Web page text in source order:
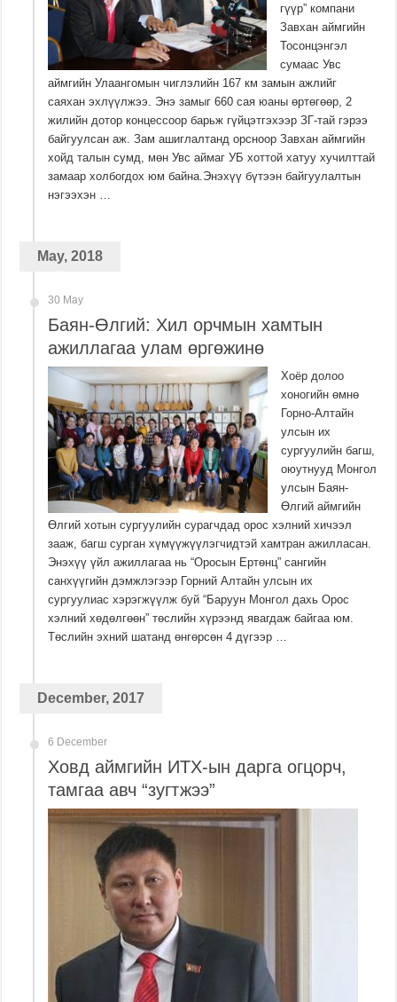
гүүр” компани
Завхан аймгийн
Тосонцэнгэл
сумаас Увс
аймгийн Улаангомын чиглэлийн 167 км замын ажлийг
саяхан эхлүүлжээ. Энэ замыг 660 сая юаны өртөгөөр, 2
жилийн дотор концессоор барьж гүйцэтгэхээр ЗГ-тай гэрээ
байгуулсан аж. Зам ашиглалтанд орсноор Завхан аймгийн
хойд талын сумд, мөн Увс аймаг УБ хоттой хатуу хучилттай
замаар холбогдох юм байна.Энэхүү бүтээн байгуулалтын
нэгээхэн …
May, 2018
30 May
Баян-Өлгий: Хил орчмын хамтын
ажиллагаа улам өргөжинө
Хоёр долоо
хоногийн өмнө
Горно-Алтайн
улсын их
сургуулийн багш,
оюутнууд Монгол
улсын Баян-
Өлгий аймгийн
Өлгий хотын сургуулийн сурагчдад орос хэлний хичээл
зааж, багш сурган хүмүүжүүлэгчидтэй хамтран ажилласан.
Энэхүү үйл ажиллагаа нь “Оросын Ертөнц” сангийн
санхүүгийн дэмжлэгээр Горний Алтайн улсын их
сургуулиас хэрэгжүүлж буй “Баруун Монгол дахь Орос
хэлний хөдөлгөөн” төслийн хүрээнд явагдаж байгаа юм.
Төслийн эхний шатанд өнгөрсөн 4 дүгээр …
December, 2017
6 December
Ховд аймгийн ИТХ-ын дарга огцорч,
тамгаа авч “зугтжээ”